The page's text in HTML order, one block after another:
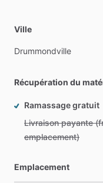
Ville
Drummondville
Récupération du
Ramassage gratuit
Livraison payante
emplacement)
Emplacement